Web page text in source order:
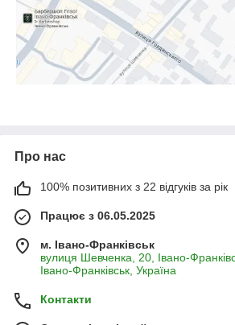
Про нас
100% позитивних з 22 відгуків за рік
Працює з 06.05.2025
м. Івано-Франківськ
вулиця Шевченка, 20, Івано-
Івано-Франківськ, Україна
Контакти